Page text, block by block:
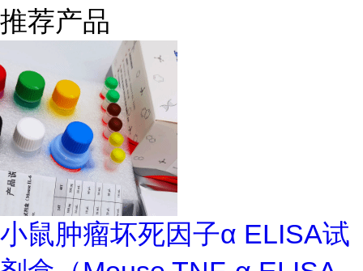
推荐产品
小鼠肿瘤坏死因子α ELISA试